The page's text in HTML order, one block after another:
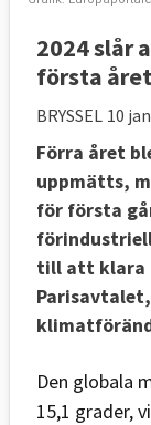
2024 slår
första
BRYSSEL 10
Förra året
uppmätts,
för första
till att klara
Parisavtalet,
Den globala
15,1 grader,